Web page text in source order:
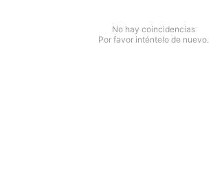
No hay coincidencias
Por favor inténtelo de nuevo.